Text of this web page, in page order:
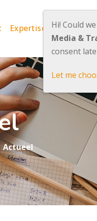
Expertisecentrum
Actueel
Hi! Could
Media &
consent
Let me